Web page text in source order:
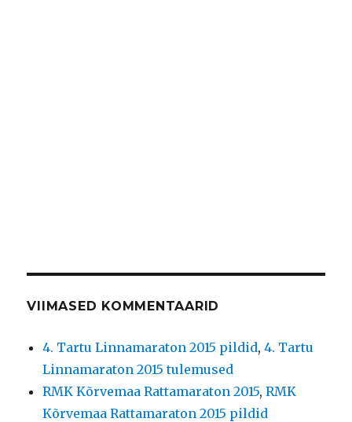
VIIMASED KOMMENTAARID
4. Tartu Linnamaraton 2015 pildid,4. Tartu
Linnamaraton 2015 tulemused
RMK Kõrvemaa Rattamaraton 2015,RMK
Kõrvemaa Rattamaraton 2015 pildid